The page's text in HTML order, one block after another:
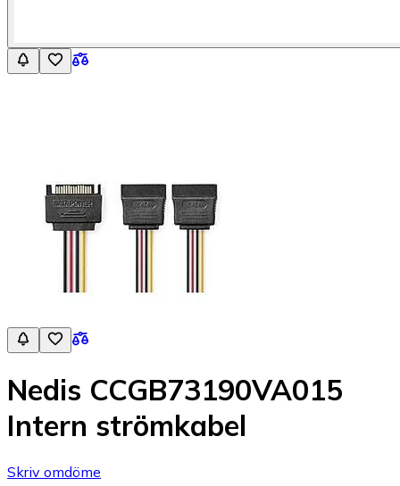
Nedis CCGB73190VA015
Intern strömkabel
Skriv omdöme